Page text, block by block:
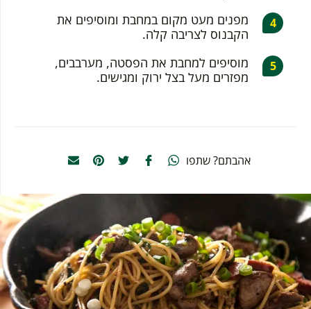
מפנים מעט מקום במחבת ומוסיפים את
הקבנוס לצריבה קלה.
מוסיפים למחבת את הפסטה, מערבבים,
מפזרים מעל בצל ירוק ומגישים.
אהבתם? שתפו